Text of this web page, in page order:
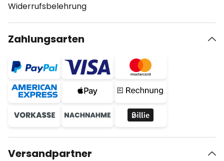
Widerrufsbelehrung
Zahlungsarten
Versandpartner